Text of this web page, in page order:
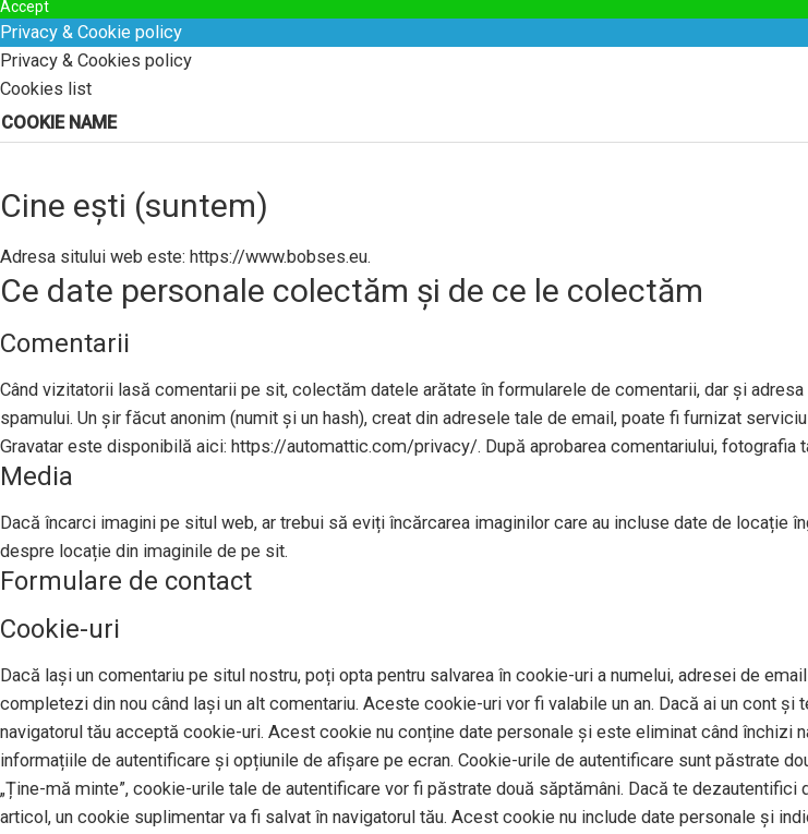
Accept
Privacy & Cookie policy
Privacy & Cookies policy
Cookies list
COOKIE NAME
Cine ești (suntem)
Adresa sitului web este: https://www.bobses.eu.
Ce date personale colectăm și de ce le colectăm
Comentarii
Când vizitatorii lasă comentarii pe sit, colectăm datele arătate în formularele de comentarii, dar și
spamului. Un șir făcut anonim (numit și un hash), creat din adresele tale de email, poate fi furnizat
Gravatar este disponibilă aici: https://automattic.com/privacy/. După aprobarea comentariului,
Media
Dacă încarci imagini pe situl web, ar trebui să eviți încărcarea imaginilor care au incluse date de
despre locație din imaginile de pe sit.
Formulare de contact
Cookie-uri
Dacă lași un comentariu pe situl nostru, poți opta pentru salvarea în cookie-uri a numelui, adresei de
completezi din nou când lași un alt comentariu. Aceste cookie-uri vor fi valabile un an. Dacă ai un cont
navigatorul tău acceptă cookie-uri. Acest cookie nu conține date personale și este eliminat când închizi
informațiile de autentificare și opțiunile de afișare pe ecran. Cookie-urile de autentificare sunt păstrate
„Ține-mă minte”, cookie-urile tale de autentificare vor fi păstrate două săptămâni. Dacă te
articol, un cookie suplimentar va fi salvat în navigatorul tău. Acest cookie nu include date personale și